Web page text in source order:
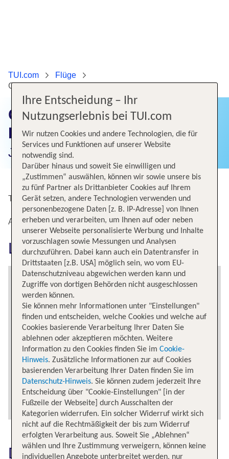
TUI.com
Flüge
Günstige Flüge von Düsseldorf nach Las Vegas
Günstige Flüge von
Düsseldorf nach Las Vegas
Jetzt Flugangebote finden!
Top Angebote von Düsseldorf nach Las Vegas
Alternative Flugverbindungen nach Las Vegas
Las Vegas erkunden
Das könnte dich auch
Ihre Entscheidung – Ihr
Nutzungserlebnis bei TUI.com
Wir nutzen Cookies und andere Technologien, die für
Services und Funktionen auf unserer Website
notwendig sind.
Darüber hinaus und soweit Sie einwilligen und
„Zustimmen“ auswählen, können wir sowie unsere bis
zu fünf Partner als Drittanbieter Cookies auf Ihrem
Gerät setzen, andere Technologien verwenden und
personenbezogene Daten [z. B. IP-Adresse] von Ihnen
erheben und verarbeiten, um Ihnen auf oder neben
unserer Webseite personalisierte Werbung und Inhalte
vorzuschlagen sowie Messungen und Analysen
durchzuführen. Dabei kann auch ein Datentransfer in
Drittstaaten [z.B. USA] möglich sein, wo vom EU-
Datenschutzniveau abgewichen werden kann und
Zugriffe von dortigen Behörden nicht ausgeschlossen
werden können.
Sie können mehr Informationen unter "Einstellungen"
finden und entscheiden, welche Cookies und welche auf
Cookies basierende Verarbeitung Ihrer Daten Sie
ablehnen oder akzeptieren möchten. Weitere
Information zu den Cookies finden Sie im Cookie-
Hinweis. Zusätzliche Informationen zur auf Cookies
basierenden Verarbeitung Ihrer Daten finden Sie im
Datenschutz-Hinweis. Sie können zudem jederzeit Ihre
Entscheidung über "Cookie-Einstellungen" [in der
Fußzeile der Webseite] durch Ausschalten der
Kategorien widerrufen. Ein solcher Widerruf wirkt sich
nicht auf die Rechtmäßigkeit der bis zum Widerruf
erfolgten Verarbeitung aus. Soweit Sie „Ablehnen“
wählen und Ihre Zustimmung verweigern, können keine
individuellen Angebote unterbreitet werden, nur